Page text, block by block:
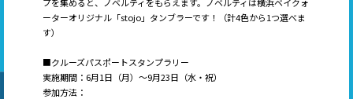
ーターオリジナル「stojo」タンブラーです！（計4色から1つ選べま
す）
■クルーズパスポートスタンプラリー
実施期間：6月1日（月）～9月23日（水・祝）
参加方法：